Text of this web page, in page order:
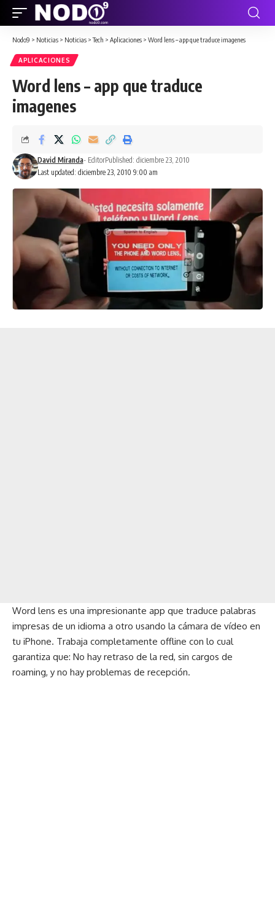
Nodo9 > Noticias > Noticias >Tech > Aplicaciones > Word lens – app que traduce imagenes
APLICACIONES
Word lens – app que traduce
imagenes
Last updated: diciembre 23, 2010 9:00 am
David Miranda- EditorPublished: diciembre 23, 2010
Word lens es una impresionante app que traduce palabras
impresas de un idioma a otro usando la cámara de vídeo en
tu iPhone. Trabaja completamente offline con lo cual
garantiza que: No hay retraso de la red, sin cargos de
roaming, y no hay problemas de recepción.